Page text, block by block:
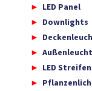
LED Panel
Downlights
LED Streifen